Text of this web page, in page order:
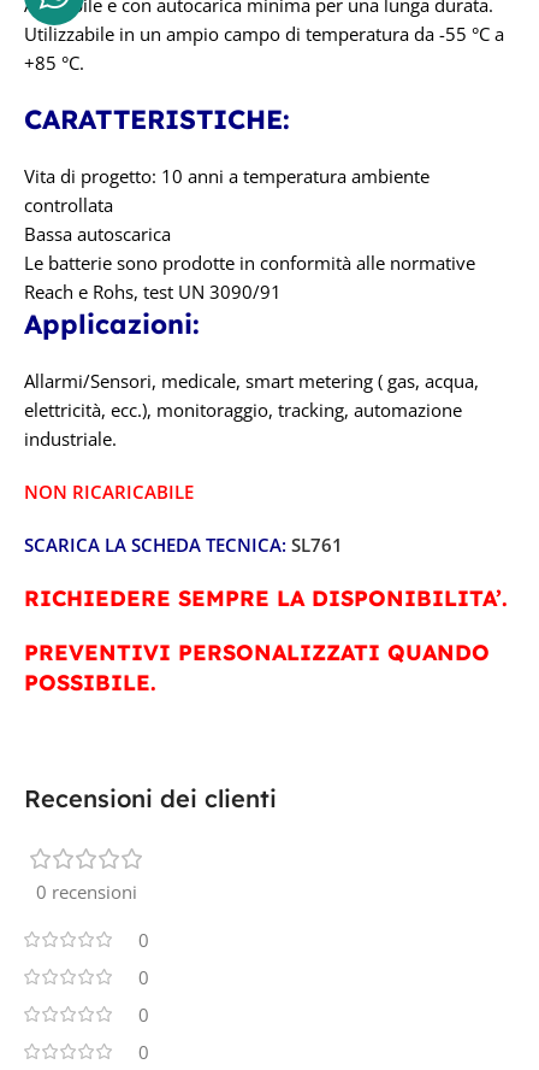
Affidabile e con autocarica minima per una lunga durata.
Utilizzabile in un ampio campo di temperatura da -55 °C a
+85 °C.
CARATTERISTICHE:
Vita di progetto: 10 anni a temperatura ambiente
controllata
Bassa autoscarica
Le batterie sono prodotte in conformità alle normative
Reach e Rohs, test UN 3090/91
Applicazioni:
Allarmi/Sensori, medicale, smart metering ( gas, acqua,
elettricità, ecc.), monitoraggio, tracking, automazione
industriale.
NON RICARICABILE
SCARICA LA SCHEDA TECNICA: SL761
RICHIEDERE SEMPRE LA DISPONIBILITA’.
PREVENTIVI PERSONALIZZATI QUANDO
POSSIBILE.
Recensioni dei clienti
0 recensioni
0
0
0
0